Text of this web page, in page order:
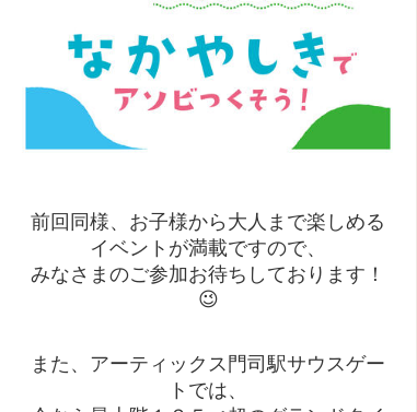
前回同様、お子様から大人まで楽しめる
イベントが満載ですので、
みなさまのご参加お待ちしております！
😉
また、アーティックス門司駅サウスゲー
トでは、